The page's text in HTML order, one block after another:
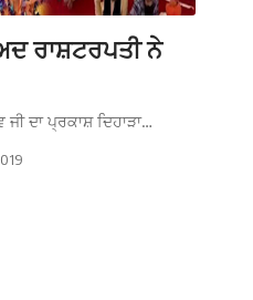
ਰਾਸ਼ਟਰਪਤੀ ਨੇ
ਦਾ ਪ੍ਰਕਾਸ਼ ਦਿਹਾੜਾ…